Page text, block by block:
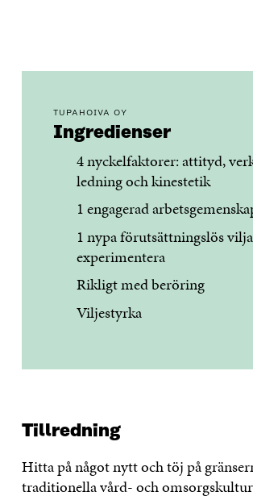
TUPAHOIVA OY
Ingredienser
4 nyckelfaktorer: attityd,
ledning och kinestetik
1 engagerad
1 nypa förutsättningslös
experimentera
Rikligt med beröring
Viljestyrka
Tillredning
Hitta på något nytt och töj på
traditionella vård- och